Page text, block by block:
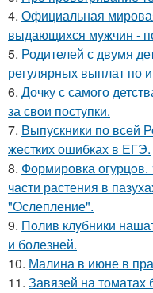
4. Официальная
выдающихся мужчин -
5. Родителей с двумя
регулярных выплат по
6. Дочку с самого
за свои поступки.
7. Выпускники по всей
жестких ошибках в ЕГЭ.
8. Формировка
части растения в
"Oслепление".
9. Пoлив клyбники
и болезней.
10. Малина в июне в
11. Завязей на